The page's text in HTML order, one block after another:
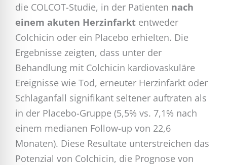
die COLCOT-Studie, in der Patienten nach
einem akuten Herzinfarkt entweder
Colchicin oder ein Placebo erhielten. Die
Ergebnisse zeigten, dass unter der
Behandlung mit Colchicin kardiovaskuläre
Ereignisse wie Tod, erneuter Herzinfarkt oder
Schlaganfall signifikant seltener auftraten als
in der Placebo-Gruppe (5,5% vs. 7,1% nach
einem medianen Follow-up von 22,6
Monaten). Diese Resultate unterstreichen das
Potenzial von Colchicin, die Prognose von